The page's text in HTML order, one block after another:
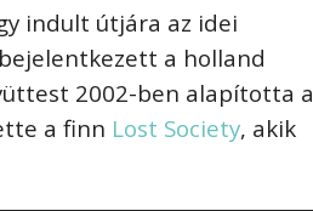
indult útjára az idei
a holland
2002-ben alapította a
a finn Lost Society, akik